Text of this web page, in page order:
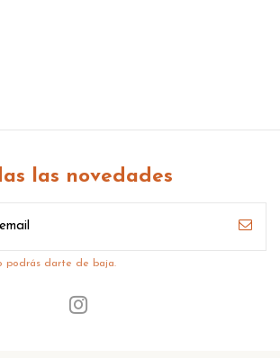
las novedades
podrás darte de baja.